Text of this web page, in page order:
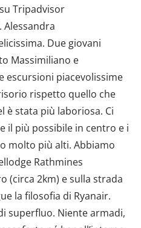
Tripadvisor
Alessandra
Due giovani
Massimiliano e
escursioni piacevolissime
rispetto quello che
è stata più laboriosa. Ci
il più possibile in centro e i
molto più alti. Abbiamo
Rathmines
(circa 2km) e sulla strada
la filosofia di Ryanair.
superfluo. Niente armadi,